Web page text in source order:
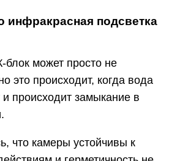
инфракрасная подсветка
блок может просто не
это происходит, когда вода
происходит замыкание в
что камеры устойчивы к